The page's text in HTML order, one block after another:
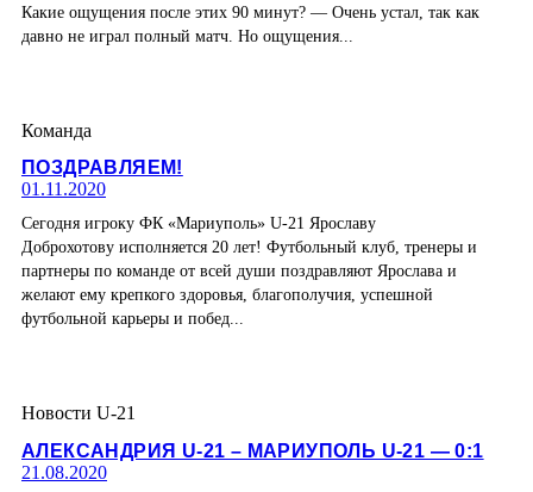
Какие ощущения после этих 90 минут? — Очень устал, так как
давно не играл полный матч. Но ощущения...
Команда
ПОЗДРАВЛЯЕМ!
01.11.2020
Сегодня игроку ФК «Мариуполь» U-21 Ярославу
Доброхотову исполняется 20 лет! Футбольный клуб, тренеры и
партнеры по команде от всей души поздравляют Ярослава и
желают ему крепкого здоровья, благополучия, успешной
футбольной карьеры и побед...
Новости U-21
АЛЕКСАНДРИЯ U-21 – МАРИУПОЛЬ U-21 — 0:1
21.08.2020